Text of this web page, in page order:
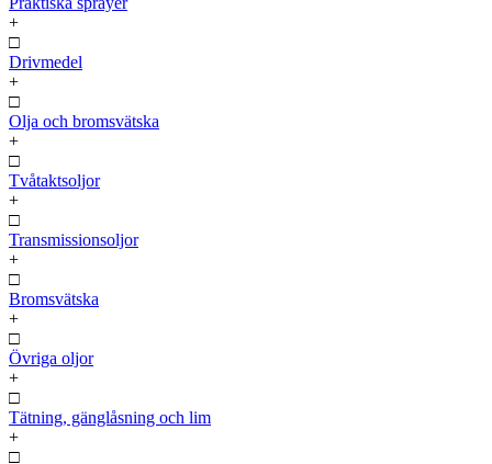
+
□
Drivmedel
+
□
Olja och bromsvätska
+
□
Tvåtaktsoljor
+
□
Transmissionsoljor
+
□
Bromsvätska
+
□
Övriga oljor
+
□
Tätning, gänglåsning och lim
+
□